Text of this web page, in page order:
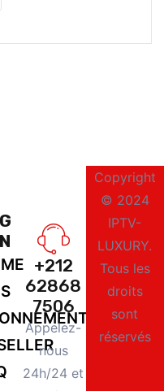
+212
62868
7506
Appelez-
nous
24h/24 et
Copyright
© 2024
IPTV-
LUXURY.
Tous les
droits
sont
réservés